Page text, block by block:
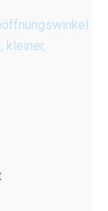
kleiner,